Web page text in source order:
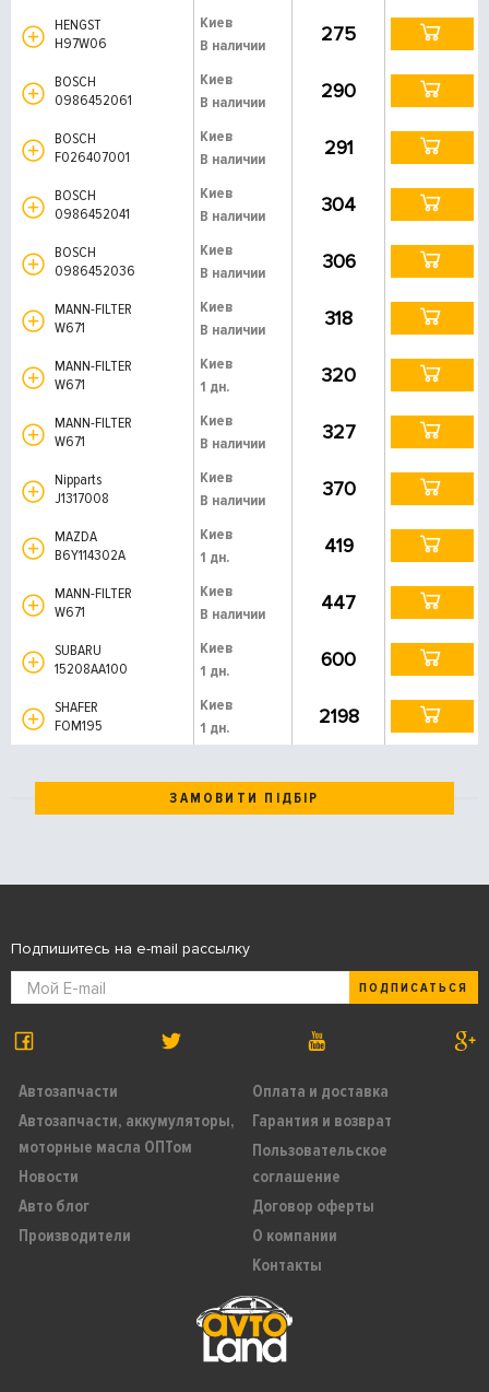
HENGST
H97W06
Киев
В наличии
275
BOSCH
0986452061
Киев
В наличии
290
BOSCH
F026407001
Киев
В наличии
291
BOSCH
0986452041
Киев
В наличии
304
BOSCH
0986452036
Киев
В наличии
306
MANN-FILTER
W671
Киев
В наличии
318
MANN-FILTER
W671
Киев
1 дн.
320
MANN-FILTER
W671
Киев
В наличии
327
Nipparts
J1317008
Киев
В наличии
370
MAZDA
B6Y114302A
Киев
1 дн.
419
MANN-FILTER
W671
Киев
В наличии
447
SUBARU
15208AA100
Киев
1 дн.
600
SHAFER
FOM195
Киев
1 дн.
2198
ЗАМОВИТИ ПІДБІР
Автозапчасти
Автозапчасти, аккумуляторы,
моторные масла ОПТом
Новости
Авто блог
Производители
Оплата и доставка
Гарантия и возврат
Пользовательское
соглашение
Договор оферты
О компании
Контакты
Подпишитесь на e-mail рассылку
ПОДПИСАТЬСЯ